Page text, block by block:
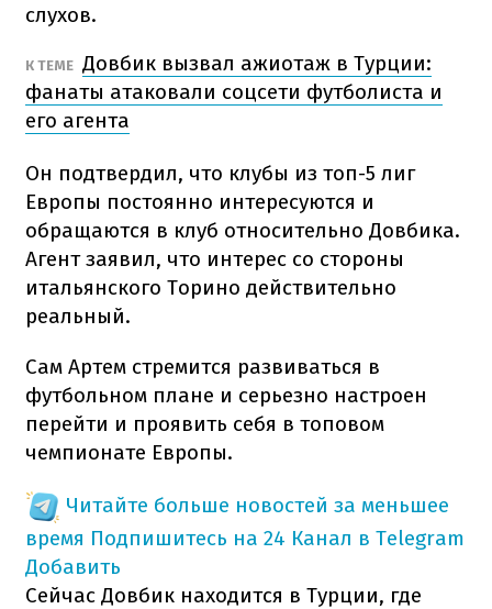
слухов.
К ТЕМЕ Довбик вызвал ажиотаж в Турции:
фанаты атаковали соцсети футболиста и
его агента
Он подтвердил, что клубы из топ-5 лиг
Европы постоянно интересуются и
обращаются в клуб относительно Довбика.
Агент заявил, что интерес со стороны
итальянского Торино действительно
реальный.
Сам Артем стремится развиваться в
футбольном плане и серьезно настроен
перейти и проявить себя в топовом
чемпионате Европы.
Читайте больше новостей за меньшее
время Подпишитесь на 24 Канал в Telegram
Добавить
Сейчас Довбик находится в Турции, где